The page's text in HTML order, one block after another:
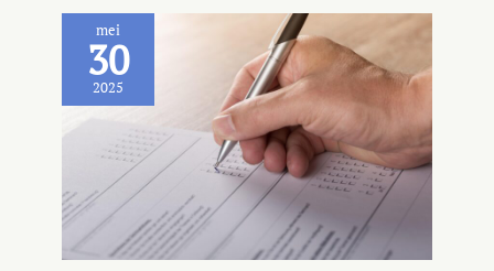
mei
30
2025